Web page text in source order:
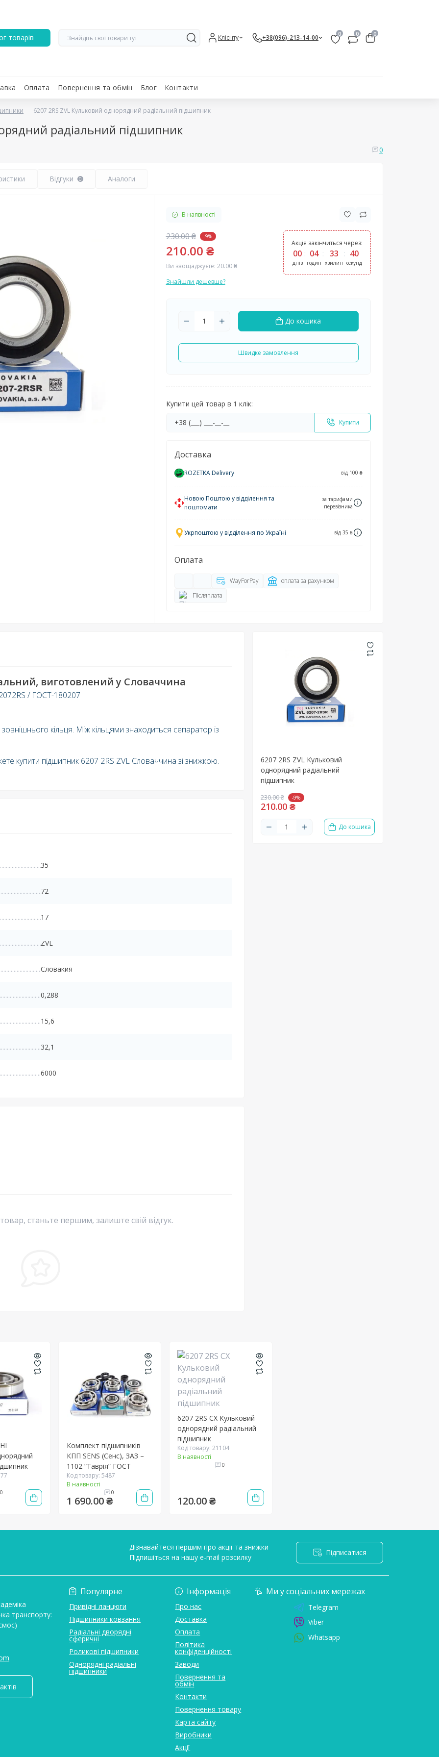
товарів Клієнту +38(096)-213-14-00 0 0 0
Оплата Повернення та обмін Блог Контакти
6207 2RS ZVL Кульковий однорядний радіальний підшипник
радіальний підшипник
0
Відгуки 0 Аналоги
В наявності
230.00 ₴ -9%
210.00 ₴
Ви заощаджуєте: 20.00 ₴
Акція закінчиться через:
00
днів
04
годин
33
хвилин
39
секунд
Знайшли дешевше?
До кошика
Швидке замовлення
Купити цей товар в 1 клік:
Купити
Доставка
ROZETKA Delivery від 100 ₴
Новою Поштою у відділення та
поштомати
за тарифами
перевізника
Укрпоштою у відділення по Україні від 35 ₴
Оплата
WayForPay
оплата за рахунком
Післяплата
6207 2RS ZVL Кульковий
однорядний радіальний
підшипник
230.00 ₴ -9%
210.00 ₴
До кошика
виготовлений у Словаччина
/ ГОСТ-180207
кільця. Між кільцями знаходиться сепаратор із
купити підшипник 6207 2RS ZVL Словаччина зі знижкою.
35
72
17
ZVL
Словакия
0,288
15,6
32,1
6000
станьте першим, залиште свій відгук.
0
Комплект підшипників
КПП SENS (Сенс), ЗАЗ –
1102 “Таврія” ГОСТ
Код товару: 5487
В наявності
0
1 690.00 ₴
6207 2RS CX Кульковий
однорядний радіальний
підшипник
Код товару: 21104
В наявності
0
120.00 ₴
Дізнавайтеся першим про акції та знижки
Підпишіться на нашу e-mail розсилку
Підписатися
транспорту:
Популярне
Привідні ланцюги
Підшипники ковзання
Радіальні дворядні
сферичні
Роликові підшипники
Однорядні радіальні
підшипники
Інформація
Про нас
Доставка
Оплата
Політика
конфіденційності
Заводи
Повернення та
обмін
Контакти
Повернення товару
Карта сайту
Виробники
Акції
Ми у соціальних мережах
Telegram
Viber
Whatsapp